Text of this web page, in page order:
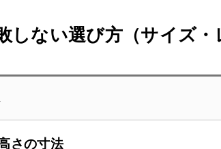
しない選び方（サイズ
さの寸法